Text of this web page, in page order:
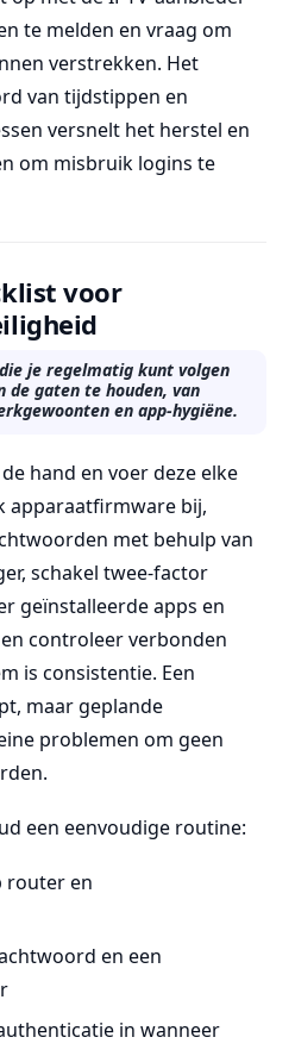
te melden en vraag om
verstrekken. Het
van tijdstippen en
versnelt het herstel en
om misbruik logins te
voor
je regelmatig kunt volgen
de gaten te houden, van
en app-hygiëne.
hand en voer deze elke
apparaatfirmware bij,
met behulp van
schakel twee-factor
geïnstalleerde apps en
controleer verbonden
is consistentie. Een
maar geplande
problemen om geen
een eenvoudige routine:
router en
en een
in wanneer